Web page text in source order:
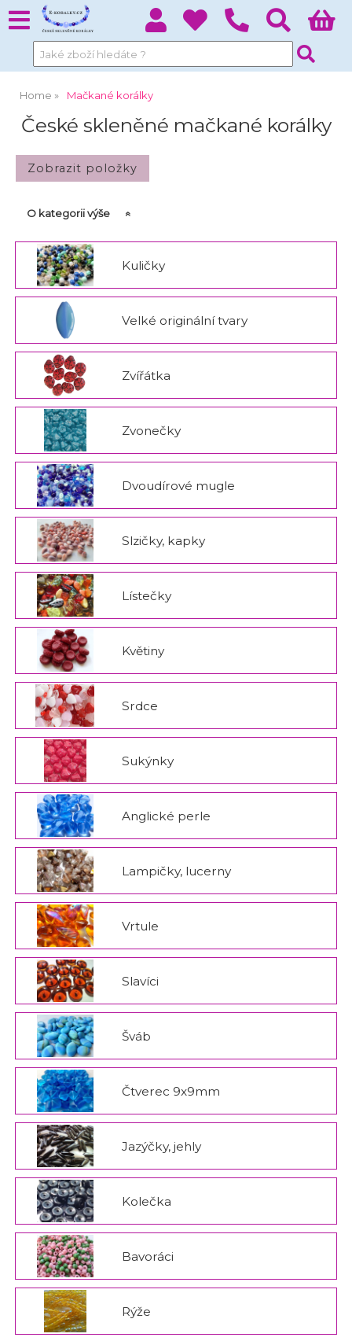
Home Mačkané korálky
České skleněné mačkané korálky
O kategorii výše
Kuličky
Velké originální tvary
Zvířátka
Zvonečky
Dvoudírové mugle
Slzičky, kapky
Lístečky
Květiny
Srdce
Sukýnky
Anglické perle
Lampičky, lucerny
Vrtule
Slavíci
Šváb
Čtverec 9x9mm
Jazýčky, jehly
Kolečka
Bavoráci
Rýže